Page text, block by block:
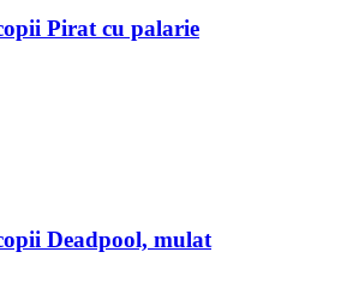
Pirat cu palarie
Deadpool, mulat